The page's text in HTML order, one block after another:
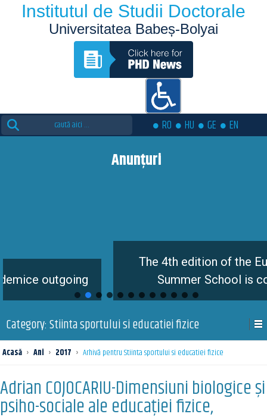
Institutul de Studii Doctorale
Universitatea Babeș-Bolyai
Search
for:
RO HU GE EN
Anunțuri
The 4th edition of the Eutopia
Summer School is coming soon
Category:Stiinta sportului si educatiei fizice
Acasă › Ani › 2017 › Arhivă pentru Stiinta sportului si educatiei fizice
Adrian COJOCARIU-Dimensiuni biologice și
psiho-sociale ale educației fizice,